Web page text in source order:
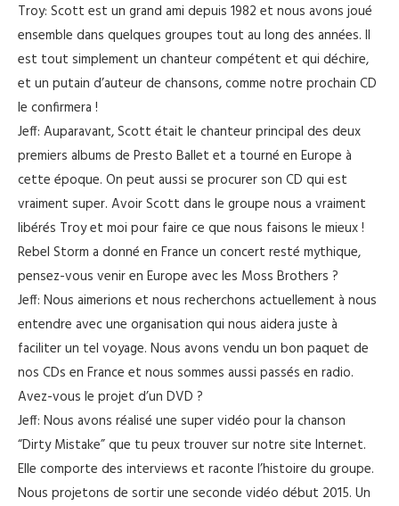
Troy: Scott est un grand ami depuis 1982 et nous avons joué
ensemble dans quelques groupes tout au long des années. Il
est tout simplement un chanteur compétent et qui déchire,
et un putain d’auteur de chansons, comme notre prochain CD
le confirmera !
Jeff: Auparavant, Scott était le chanteur principal des deux
premiers albums de Presto Ballet et a tourné en Europe à
cette époque. On peut aussi se procurer son CD qui est
vraiment super. Avoir Scott dans le groupe nous a vraiment
libérés Troy et moi pour faire ce que nous faisons le mieux !
Rebel Storm a donné en France un concert resté mythique,
pensez-vous venir en Europe avec les Moss Brothers ?
Jeff: Nous aimerions et nous recherchons actuellement à nous
entendre avec une organisation qui nous aidera juste à
faciliter un tel voyage. Nous avons vendu un bon paquet de
nos CDs en France et nous sommes aussi passés en radio.
Avez-vous le projet d’un DVD ?
Jeff: Nous avons réalisé une super vidéo pour la chanson
“Dirty Mistake” que tu peux trouver sur notre site Internet.
Elle comporte des interviews et raconte l’histoire du groupe.
Nous projetons de sortir une seconde vidéo début 2015. Un